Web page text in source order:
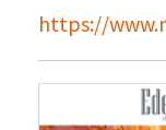
https://